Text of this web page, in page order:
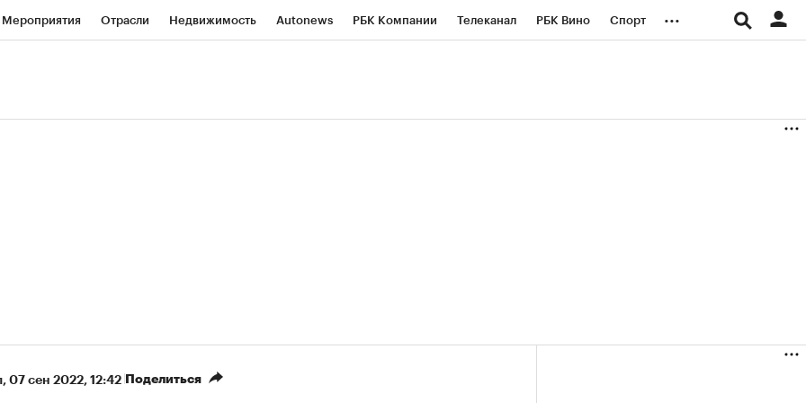
Мероприятия Отрасли Недвижимость Autonews РБК Компании Телеканал РБК Вино Спорт ...
⁠, 07 сен 2022, 12:42 Поделиться